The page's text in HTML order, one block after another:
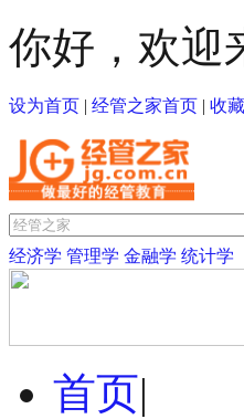
你好，欢迎
设为首页 | 经管之家首页 | 收
经济学 管理学 金融学 统计学
首页|